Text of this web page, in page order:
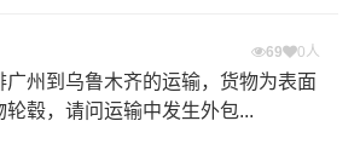
69 0人
广州到乌鲁木齐的运输，货物为表面
轮毂，请问运输中发生外包...